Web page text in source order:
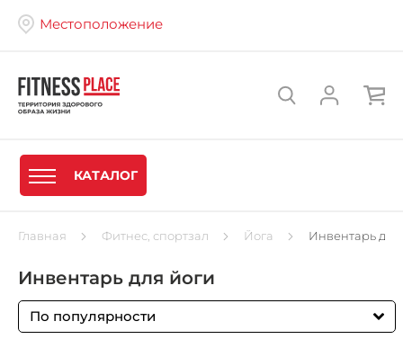
Местоположение
КАТАЛОГ
Главная Фитнес, спортзал Йога Инвентарь для
Инвентарь для йоги
По популярности